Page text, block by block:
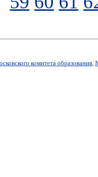
комитета образования,